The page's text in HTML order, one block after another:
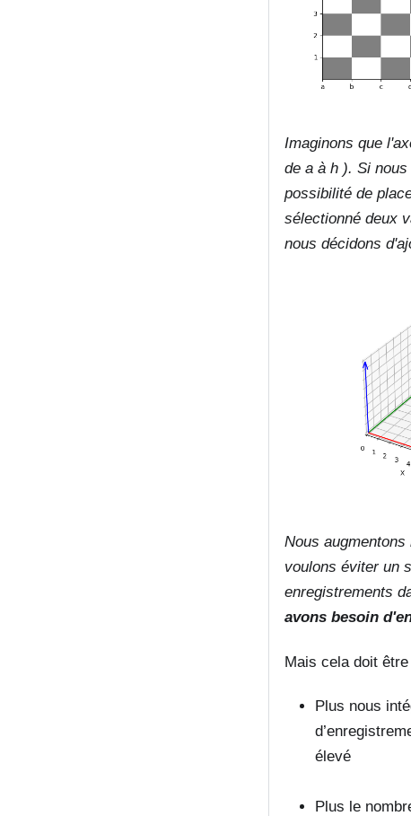
Imaginons que
de a à h ). Si
possibilité de
sélectionné deux
nous décidons
Nous
voulons éviter un
enregistrements
avons besoin
Mais cela doit
Plus nous
élevé
Plus le